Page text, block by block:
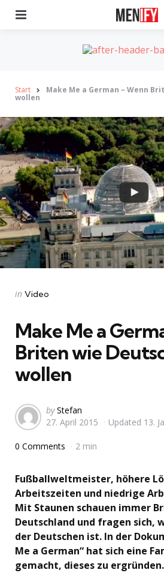
Start Make Me a German – Wenn
wollen
Categories
Posted
in Video
Make Me a
Briten wie
wollen
Posted
by
by Stefan
27. April 2015
Updated 13.
0 Comments 2 min
Fußballweltmeister, höhere
Arbeitszeiten und niedrige
Mit Staunen schauen immer
Deutschland und fragen sich,
der Deutschen ist. In der
Me a German“ hat sich eine
gemacht, dieses zu ergründen.